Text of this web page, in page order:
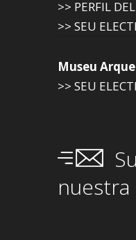
>> PERFIL
>> SEU
Museu
>> SEU
nuestra